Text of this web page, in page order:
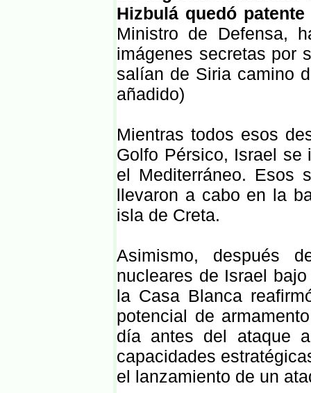
Hizbulá quedó
Ministro de Defensa,
imágenes secretas por
salían de Siria camino
añadido)
Mientras todos esos
Golfo Pérsico, Israel se
el Mediterráneo. Esos
llevaron a cabo en la
isla de Creta.
Asimismo, después
nucleares de Israel
la Casa Blanca
potencial de
día antes del ataque
capacidades
el lanzamiento de un